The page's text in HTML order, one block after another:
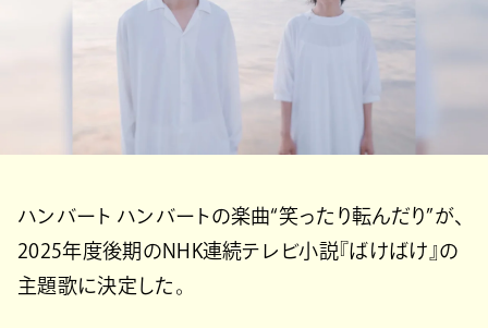
ハンバート ハンバートの楽曲“笑ったり転んだり”が、
2025年度後期のNHK連続テレビ小説『ばけばけ』の
主題歌に決定した。